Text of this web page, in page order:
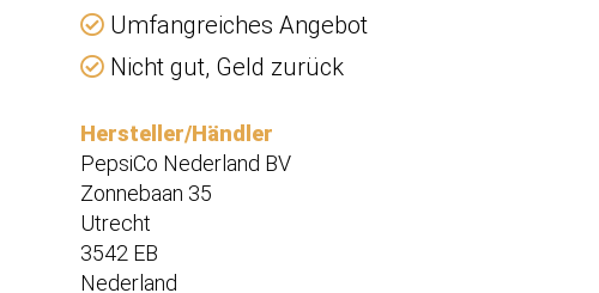
Umfangreiches Angebot
Nicht gut, Geld zurück
Hersteller/Händler
PepsiCo Nederland BV
Zonnebaan 35
Utrecht
3542 EB
Nederland